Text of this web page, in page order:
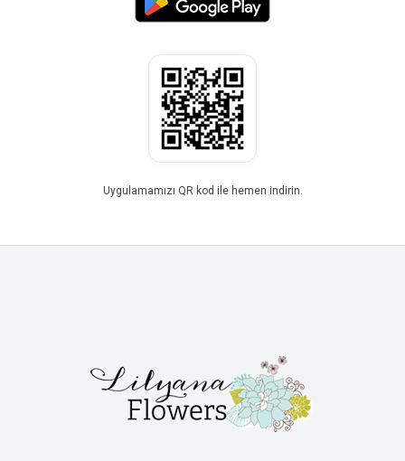
Uygulamamızı QR kod ile hemen indirin.